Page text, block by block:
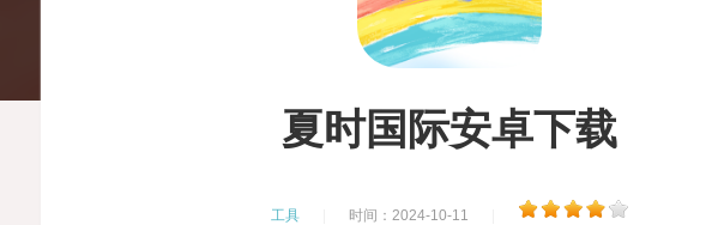
夏时国际安卓下载
工具 时间：2024-10-11